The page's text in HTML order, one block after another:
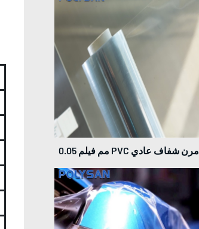
0.05 مم فيلم PVC مرن شفاف عادي